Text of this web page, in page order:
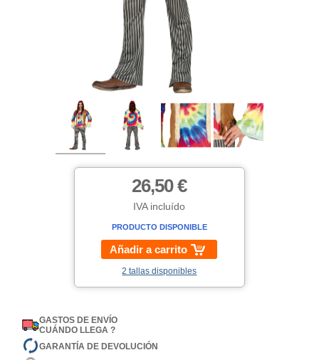
26,50 €
IVA incluído
PRODUCTO DISPONIBLE
Añadir a carrito
2 tallas disponibles
GASTOS DE ENVÍO
CUÁNDO LLEGA ?
GARANTÍA DE DEVOLUCIÓN